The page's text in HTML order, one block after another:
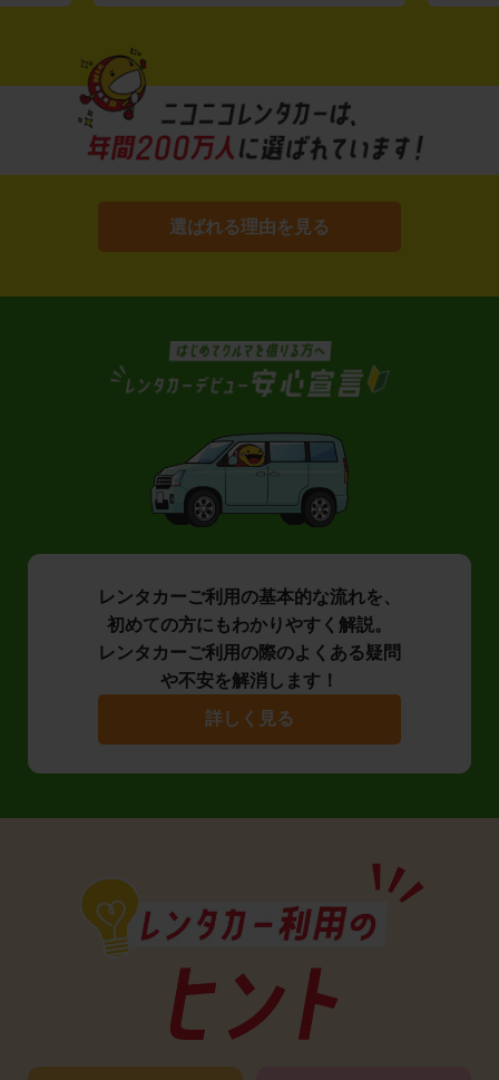
選ばれる理由を見る
レンタカーご利用の基本的な流れを、
初めての方にもわかりやすく解説。
レンタカーご利用の際のよくある疑問
や不安を解消します！
詳しく見る